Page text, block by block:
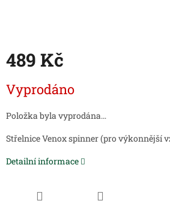
489 Kč
cena:
Vyprodáno
Položka byla vyprodána…
Střelnice Venox spinner (pro výkonnější
Detailní informace